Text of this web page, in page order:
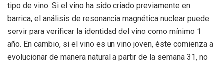
tipo de vino. Si el vino ha sido criado previamente en
barrica, el análisis de resonancia magnética nuclear puede
servir para verificar la identidad del vino como mínimo 1
año. En cambio, si el vino es un vino joven, éste comienza a
evolucionar de manera natural a partir de la semana 31, no